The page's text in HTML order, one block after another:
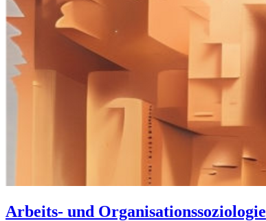
Arbeits- und Organisationssoziologie